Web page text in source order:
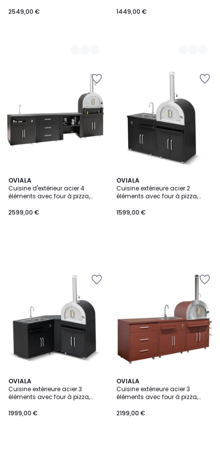
2549,00 €
1449,00 €
OVIALA
Cuisine d'extérieur acier 4
éléments avec four à pizza,
2599,00 €
OVIALA
Cuisine extérieure acier 2
éléments avec four à pizza,
1599,00 €
OVIALA
Cuisine extérieure acier 3
éléments avec four à pizza,
1999,00 €
OVIALA
Cuisine extérieure acier 3
éléments avec four à pizza,
2199,00 €